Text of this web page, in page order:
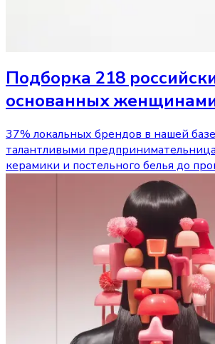
Подборка 218
основанных
37% локальных брендов в нашей
талантливыми
керамики и постельного белья до